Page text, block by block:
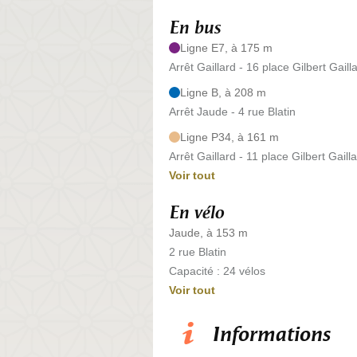
En bus
Ligne E7, à 175 m
Arrêt Gaillard - 16 place Gilbert
Ligne B, à 208 m
Arrêt Jaude - 4 rue Blatin
Ligne P34, à 161 m
Arrêt Gaillard - 11 place Gilbert
Voir tout
En vélo
Jaude, à 153 m
2 rue Blatin
Capacité : 24 vélos
Voir tout
Informations